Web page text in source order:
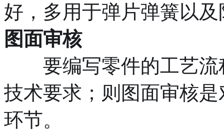
好，多用于弹片弹簧以
图面审核
要编写零件的工艺流
技术要求；则图面审核
环节。